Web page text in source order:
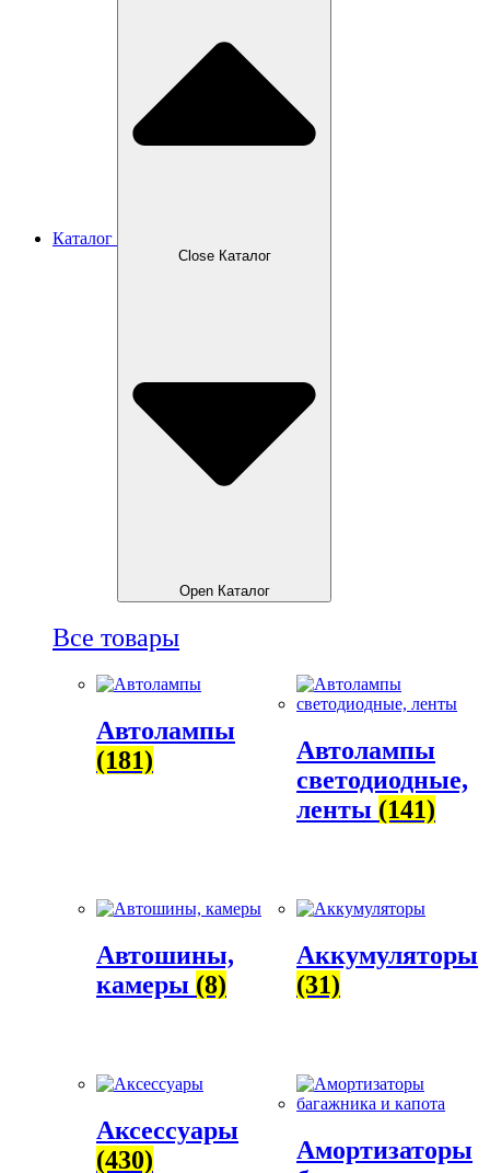
Каталог
Close Каталог
Open Каталог
Все товары
Автолампы
(181)
Автолампы
светодиодные,
ленты (141)
Автошины,
камеры (8)
Аккумуляторы
(31)
Аксессуары
(430)
Амортизаторы